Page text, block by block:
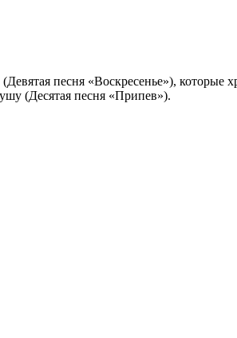
песня «Воскресенье»), которые
(Десятая песня «Припев»).